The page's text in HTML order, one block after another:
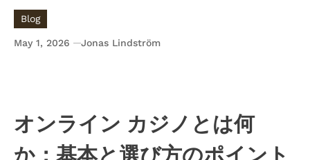
Blog
May 1, 2026 Jonas Lindström
オンライン カジノとは何
か：基本と選び方のポイント